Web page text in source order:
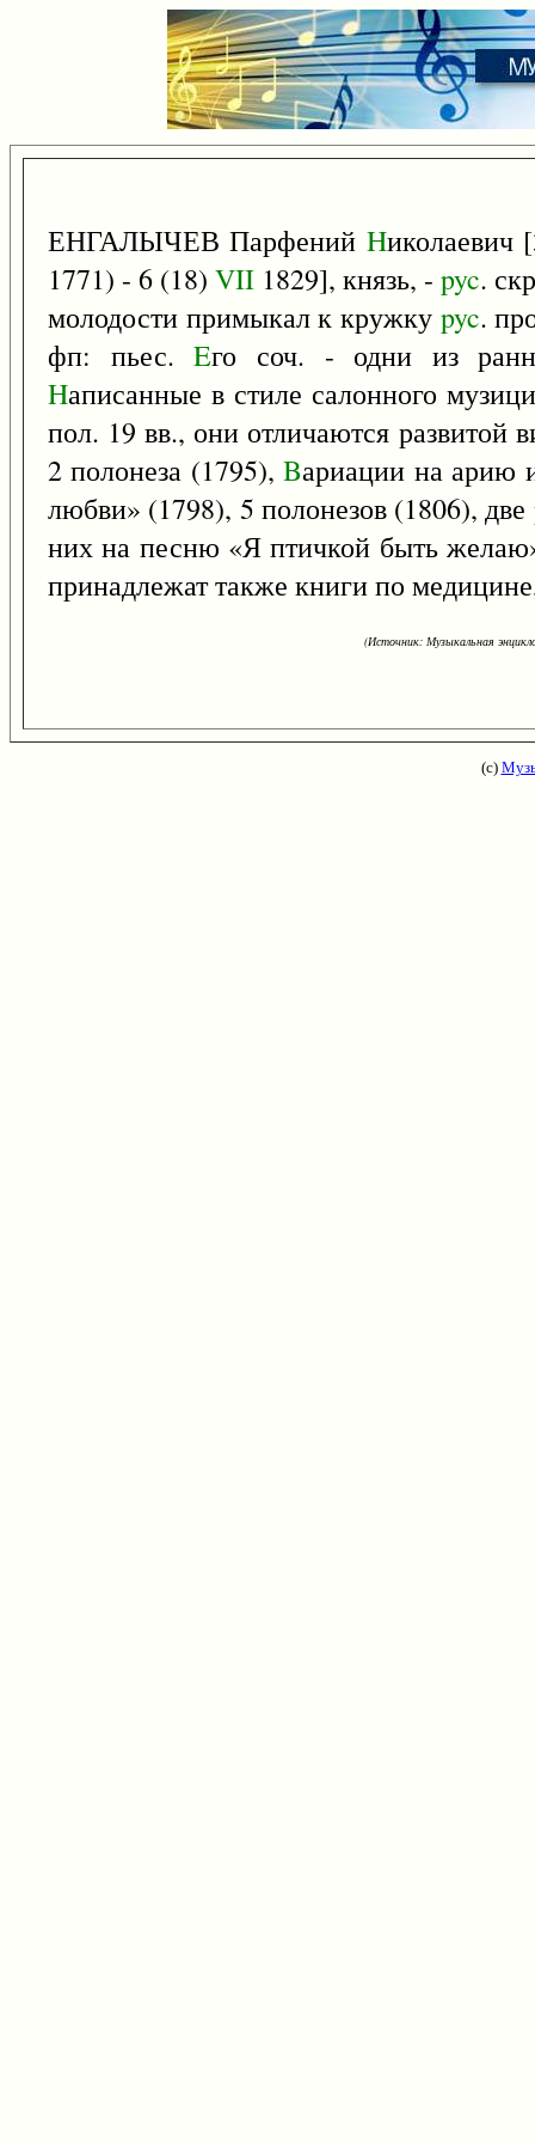
ЕНГАЛЫЧЕВ Парфений Hиколаевич
1771) - 6 (18) VII 1829], князь, - pyc.
молодости примыкал к кружку pyc.
фп: пьес.Eго соч. - одни из
Hаписанные в стиле салонного
пол. 19 вв., они отличаются развитой
2 полонеза (1795),Bариации на арию
любви» (1798), 5 полонезов (1806), две
них на песню «Я птичкой быть
принадлежат также книги по
(Источник: Музыкальная
(с)